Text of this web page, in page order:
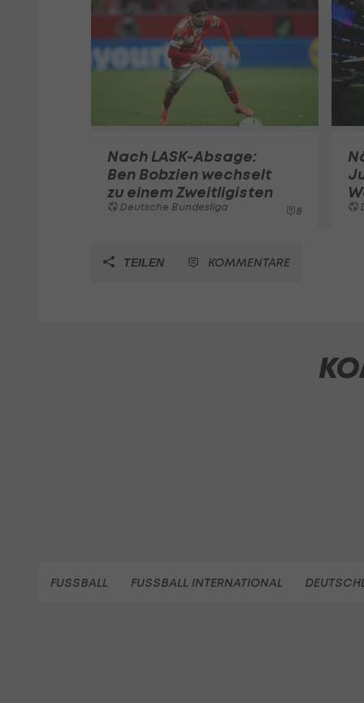
Nach LASK-Absage:
Ben Bobzien wechselt
zu einem Zweitligisten
Deutsche Bundesliga 8
TEILEN KOMMENTARE
FUSSBALL FUSSBALL INTERNATIONAL